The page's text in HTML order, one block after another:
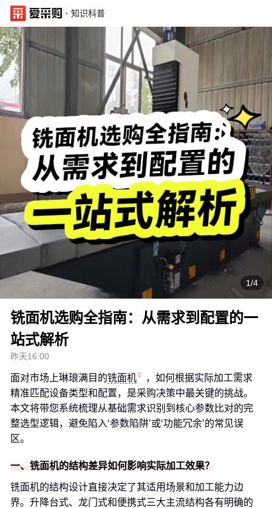
· 知识科普
1/4
铣面机选购全指南：从需求到配置的一
站式解析
昨天16:00
面对市场上琳琅满目的铣面机
，如何根据实际加工需求
精准匹配设备类型和配置，是采购决策中最关键的挑战。
本文将带您系统梳理从基础需求识别到核心参数比对的完
整选型逻辑，避免陷入‘参数陷阱’或‘功能冗余’的常见误
区。
一、铣面机的结构差异如何影响实际加工效果？
铣面机的结构设计直接决定了其适用场景和加工能力边
界。升降台式、龙门式和便携式三大主流结构各有明确的